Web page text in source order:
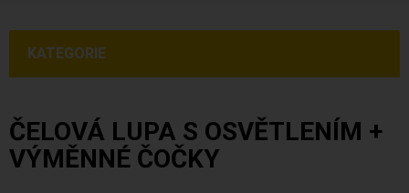
KATEGORIE
ČELOVÁ LUPA S OSVĚTLENÍM +
VÝMĚNNÉ ČOČKY